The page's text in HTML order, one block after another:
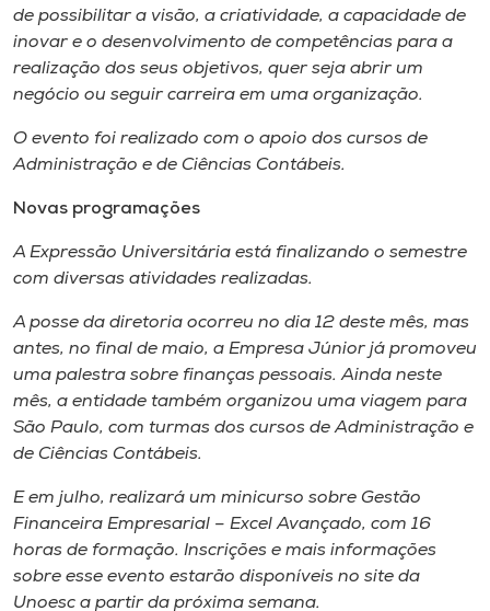
de possibilitar a visão, a criatividade, a capacidade de
inovar e o desenvolvimento de competências para a
realização dos seus objetivos, quer seja abrir um
negócio ou seguir carreira em uma organização.
O evento foi realizado com o apoio dos cursos de
Administração e de Ciências Contábeis.
Novas programações
A Expressão Universitária está finalizando o semestre
com diversas atividades realizadas.
A posse da diretoria ocorreu no dia 12 deste mês, mas
antes, no final de maio, a Empresa Júnior já promoveu
uma palestra sobre finanças pessoais. Ainda neste
mês, a entidade também organizou uma viagem para
São Paulo, com turmas dos cursos de Administração e
de Ciências Contábeis.
E em julho, realizará um minicurso sobre Gestão
Financeira Empresarial – Excel Avançado, com 16
horas de formação. Inscrições e mais informações
sobre esse evento estarão disponíveis no site da
Unoesc a partir da próxima semana.